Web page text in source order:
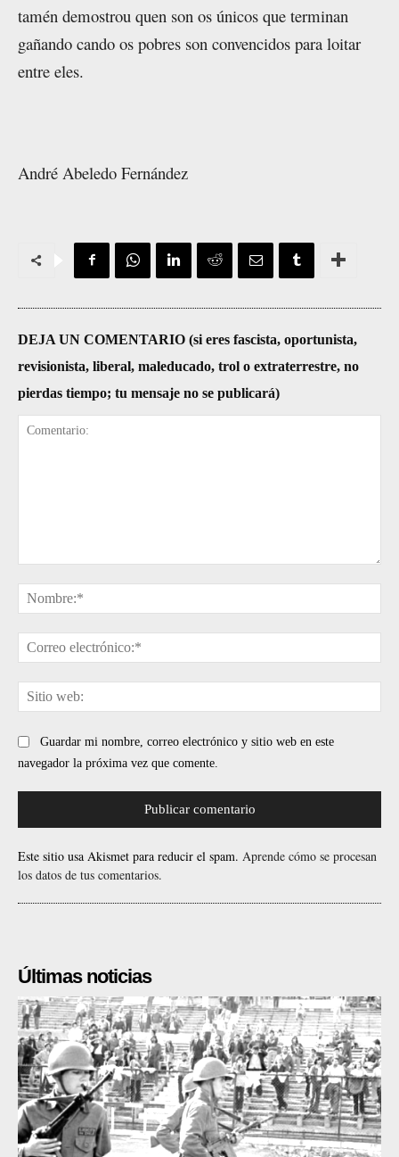
tamén demostrou quen son os únicos que terminan
gañando cando os pobres son convencidos para loitar
entre eles.
André Abeledo Fernández
DEJA UN COMENTARIO (si eres fascista, oportunista,
revisionista, liberal, maleducado, trol o extraterrestre, no
pierdas tiempo; tu mensaje no se publicará)
Guardar mi nombre, correo electrónico y sitio web en este
navegador la próxima vez que comente.
Este sitio usa Akismet para reducir el spam. Aprende cómo se procesan
los datos de tus comentarios.
Últimas noticias